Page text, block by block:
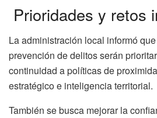
Prioridades y retos
La administración local informó
prevención de delitos serán
continuidad a políticas de
estratégico e inteligencia territorial.
También se busca mejorar la